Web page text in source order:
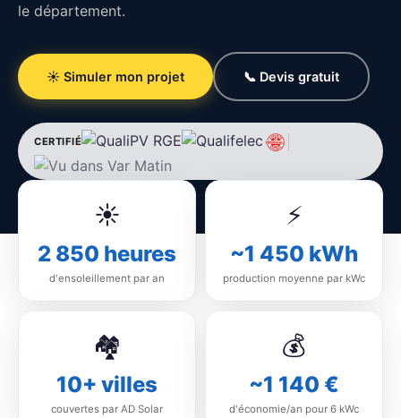
le département.
☀️ Simuler mon projet 📞 Devis gratuit
CERTIFIÉ
☀️
2 850 heures
d'ensoleillement par an
⚡
~1 450 kWh
production moyenne par kWc
🏘️
10+ villes
couvertes par AD Solar
💰
~1 140 €
d'économie/an pour 6 kWc